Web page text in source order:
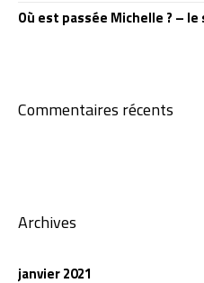
Où est passée Michelle ? – le
Commentaires récents
Archives
janvier 2021